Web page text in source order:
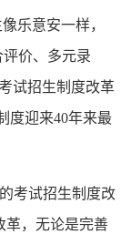
乐意安一样，
评价、多元录
试招生制度改革
度迎来40年来最
考试招生制度改
革，无论是完善